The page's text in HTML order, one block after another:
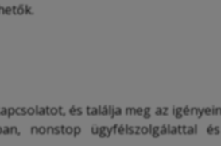
és találja meg az
nonstop ügyfélszolgálattal